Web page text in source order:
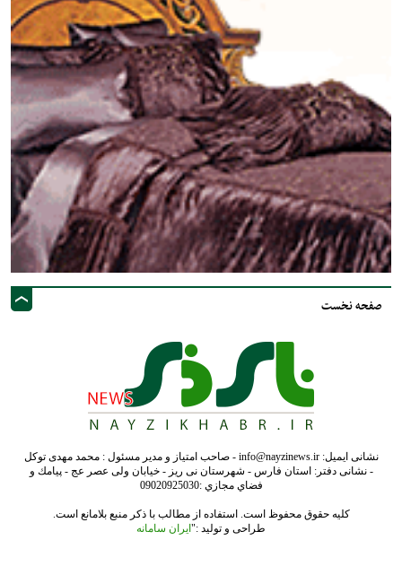
صفحه نخست
نشانی ایمیل: info@nayzinews.ir - صاحب امتیاز و مدیر مسئول : محمد مهدی توکل
- نشانی دفتر: استان فارس - شهرستان نی ریز - خیابان ولی عصر عج - پيامك و
فضاي مجازي :09020925030
کلیه حقوق محفوظ است. استفاده از مطالب با ذکر منبع بلامانع است.
طراحی و تولید :" ایران سامانه